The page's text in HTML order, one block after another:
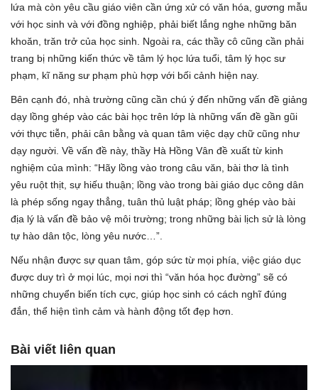
lứa mà còn yêu cầu giáo viên cần ứng xử có văn hóa, gương mẫu
với học sinh và với đồng nghiệp, phải biết lắng nghe những băn
khoăn, trăn trở của học sinh. Ngoài ra, các thầy cô cũng cần phải
trang bị những kiến thức về tâm lý học lứa tuổi, tâm lý học sư
phạm, kĩ năng sư phạm phù hợp với bối cảnh hiện nay.
Bên cạnh đó, nhà trường cũng cần chú ý đến những vấn đề giảng
dạy lồng ghép vào các bài học trên lớp là những vấn đề gần gũi
với thực tiễn, phải cân bằng và quan tâm việc dạy chữ cũng như
dạy người. Về vấn đề này, thầy Hà Hồng Vân đề xuất từ kinh
nghiệm của mình: “Hãy lồng vào trong câu văn, bài thơ là tình
yêu ruột thịt, sự hiếu thuận; lồng vào trong bài giáo dục công dân
là phép sống ngay thẳng, tuân thủ luật pháp; lồng ghép vào bài
địa lý là vấn đề bảo vệ môi trường; trong những bài lịch sử là lòng
tự hào dân tộc, lòng yêu nước…”.
Nếu nhận được sự quan tâm, góp sức từ mọi phía, việc giáo dục
được duy trì ở mọi lúc, mọi nơi thì “văn hóa học đường” sẽ có
những chuyển biến tích cực, giúp học sinh có cách nghĩ đúng
đắn, thể hiện tình cảm và hành động tốt đẹp hơn.
Bài viết liên quan